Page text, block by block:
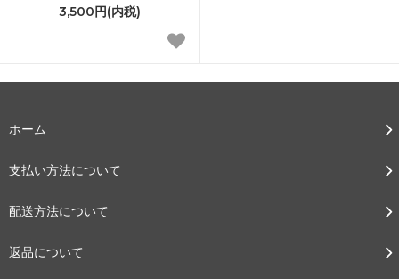
3,500円(内税)
ホーム
支払い方法について
配送方法について
返品について